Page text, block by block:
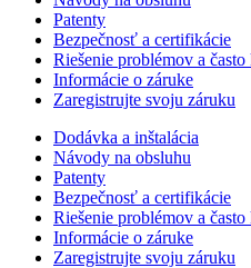
Patenty
Bezpečnosť a certifikácie
Riešenie problémov a
Informácie o záruke
Zaregistrujte svoju záruku
Dodávka a inštalácia
Návody na obsluhu
Patenty
Bezpečnosť a certifikácie
Riešenie problémov a
Informácie o záruke
Zaregistrujte svoju záruku